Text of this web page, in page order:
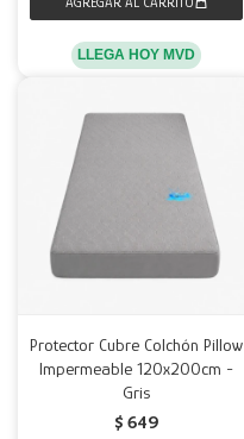
LLEGA HOY MVD
Protector Cubre Colchón Pillow
Impermeable 120x200cm -
Gris
$ 649